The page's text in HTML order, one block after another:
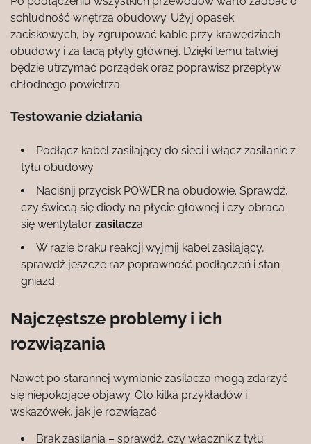
schludność wnętrza obudowy. Użyj opasek
zaciskowych, by zgrupować kable przy krawędziach
obudowy i za tacą płyty głównej. Dzięki temu łatwiej
będzie utrzymać porządek oraz poprawisz przepływ
chłodnego powietrza.
Testowanie działania
Podłącz kabel zasilający do sieci i włącz zasilanie z
tyłu obudowy.
Naciśnij przycisk POWER na obudowie. Sprawdź,
czy świecą się diody na płycie głównej i czy obraca
się wentylator zasilacza.
W razie braku reakcji wyjmij kabel zasilający,
sprawdź jeszcze raz poprawność podłączeń i stan
gniazd.
Najczęstsze problemy i ich
rozwiązania
Nawet po starannej wymianie zasilacza mogą zdarzyć
się niepokojące objawy. Oto kilka przykładów i
wskazówek, jak je rozwiązać.
Brak zasilania – sprawdź, czy włącznik z tyłu